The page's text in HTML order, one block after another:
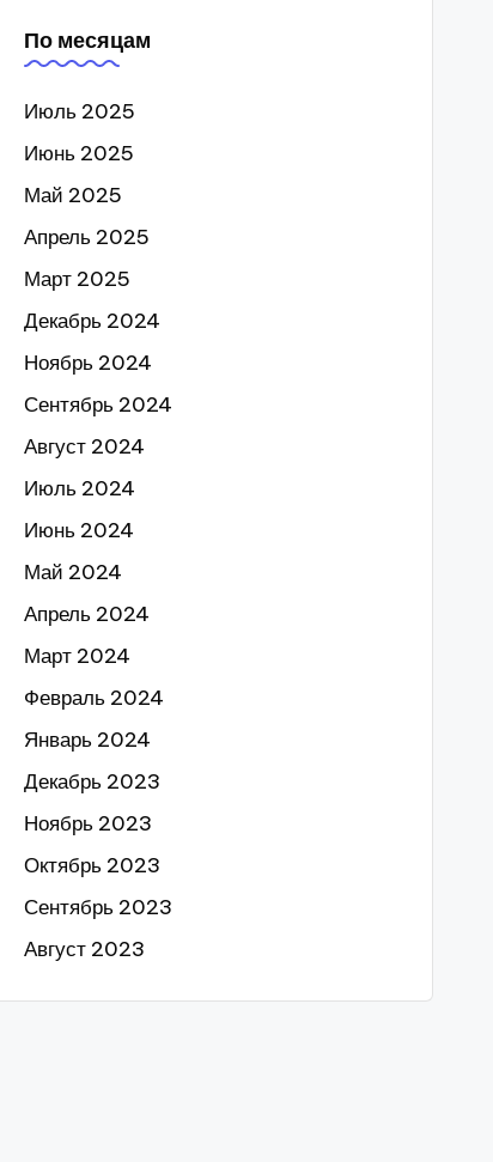
По месяцам
Июль 2025
Июнь 2025
Май 2025
Апрель 2025
Март 2025
Декабрь 2024
Ноябрь 2024
Сентябрь 2024
Август 2024
Июль 2024
Июнь 2024
Май 2024
Апрель 2024
Март 2024
Февраль 2024
Январь 2024
Декабрь 2023
Ноябрь 2023
Октябрь 2023
Сентябрь 2023
Август 2023